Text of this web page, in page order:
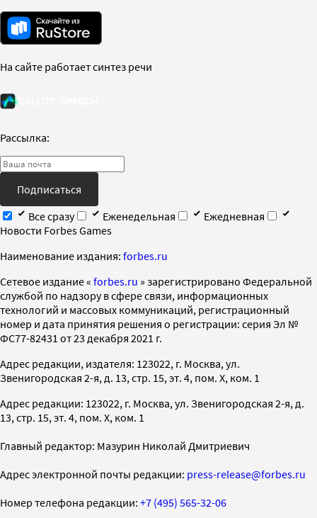
На сайте работает синтез речи
Рассылка:
Подписаться
Все сразу
Еженедельная
Ежедневная
Новости Forbes Games
Наименование издания: forbes.ru
Cетевое издание « forbes.ru » зарегистрировано Федеральной
службой по надзору в сфере связи, информационных
технологий и массовых коммуникаций, регистрационный
номер и дата принятия решения о регистрации: серия Эл №
ФС77-82431 от 23 декабря 2021 г.
Адрес редакции, издателя: 123022, г. Москва, ул.
Звенигородская 2-я, д. 13, стр. 15, эт. 4, пом. X, ком. 1
Адрес редакции: 123022, г. Москва, ул. Звенигородская 2-я, д.
13, стр. 15, эт. 4, пом. X, ком. 1
Главный редактор: Мазурин Николай Дмитриевич
Адрес электронной почты редакции: press-release@forbes.ru
Номер телефона редакции: +7 (495) 565-32-06